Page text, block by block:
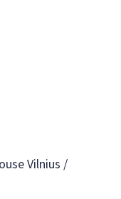
Vilnius /